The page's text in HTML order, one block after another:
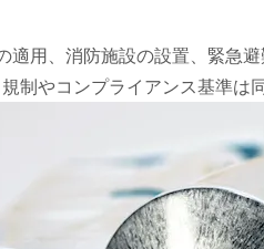
適用、消防施設の設置、緊急
制やコンプライアンス基準は同